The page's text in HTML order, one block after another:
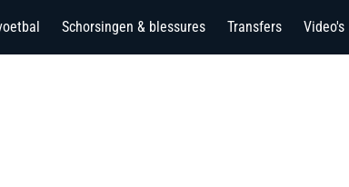
Schorsingen & blessures Transfers Video's